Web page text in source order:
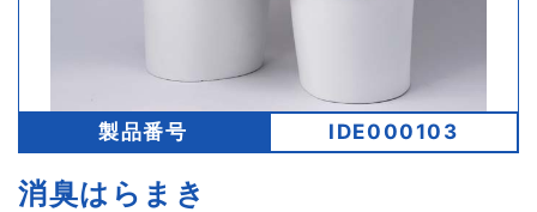
製品番号 IDE000103
消臭はらまき